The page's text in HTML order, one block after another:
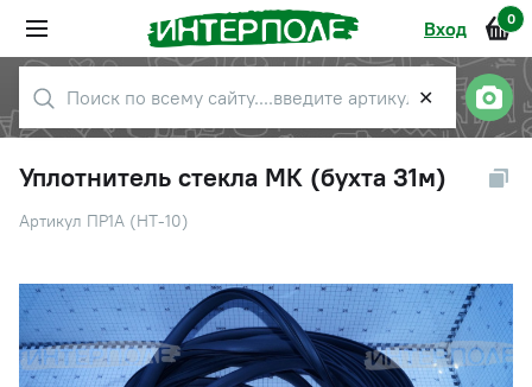
Вход 0
✕
Уплотнитель стекла МК (бухта 31м)
Артикул ПР1А (НТ-10)